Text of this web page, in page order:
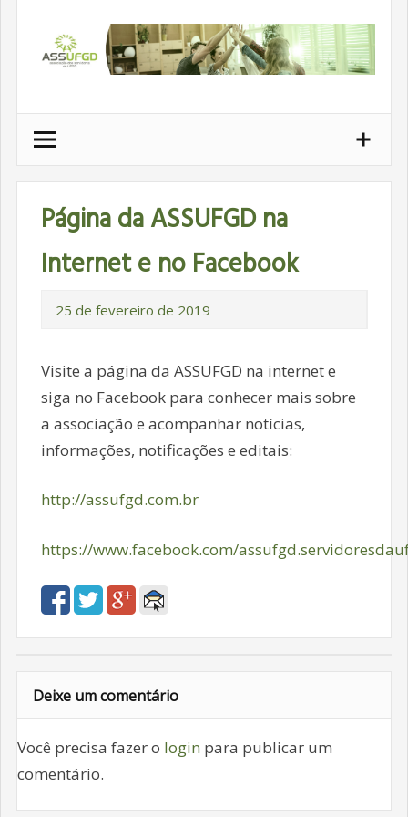
conteúdo
Página da ASSUFGD na
Internet e no Facebook
25 de fevereiro de 2019
Visite a página da ASSUFGD na internet e
siga no Facebook para conhecer mais sobre
a associação e acompanhar notícias,
informações, notificações e editais:
http://assufgd.com.br
https://www.facebook.com/
Deixe um comentário
Você precisa fazer o login para publicar um
comentário.